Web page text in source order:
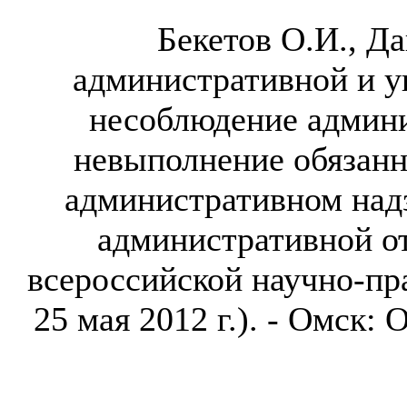
Бекетов О.И.,
административной и
несоблюдение
невыполнение
административном
административной
всероссийской научно-
25 мая 2012 г.). - Омск: